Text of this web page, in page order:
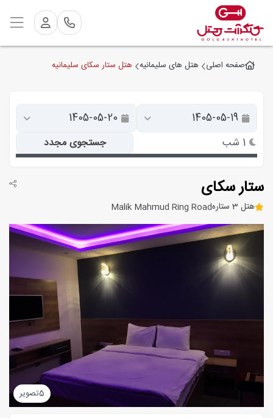
صفحه اصلی هتل های سلیمانیه هتل ستار سکای سلیمانیه
ستار سکای
هتل 3 ستاره Malik Mahmud Ring Road
5تصویر
1 شب جستجوی مجدد